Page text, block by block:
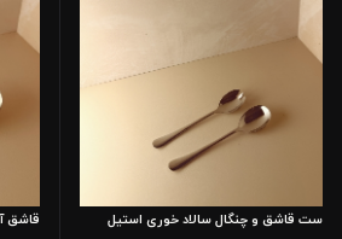
ست قاشق و چنگال سالاد خوری استیل